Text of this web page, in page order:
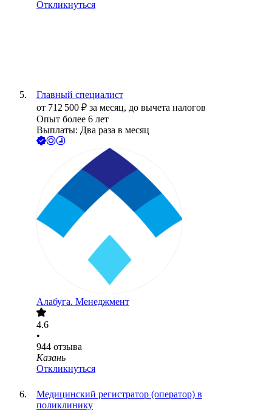
Откликнуться
Главный специалист
от 712 500 ₽ за месяц, до вычета налогов
Опыт более 6 лет
Выплаты: Два раза в месяц
Алабуга. Менеджмент
4.6
•
944 отзыва
Казань
Откликнуться
Медицинский регистратор (оператор) в
поликлинику